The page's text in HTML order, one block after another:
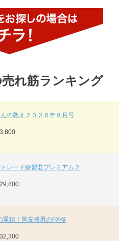
れ筋ランキング
の教え２０２６年８月号
レード練習君プレミアム２
重鎮！岡安盛男のFX極